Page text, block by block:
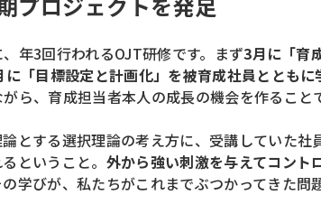
年3回行われるOJT研修です。まず3月に「育
「目標設定と計画化」を被育成社員とともに
ら、育成担当者本人の成長の機会を作ること
とする選択理論の考え方に、受講していた
ということ。 外から強い刺激を与えてコント
学びが、私たちがこれまでぶつかってきた問